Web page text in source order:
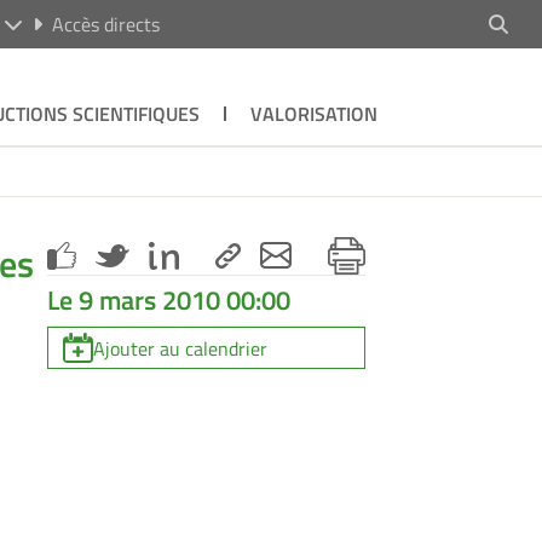
Accès directs
SCIENTIFIQUES VALORISATION
Le 9 mars 2010 00:00
Ajouter au calendrier